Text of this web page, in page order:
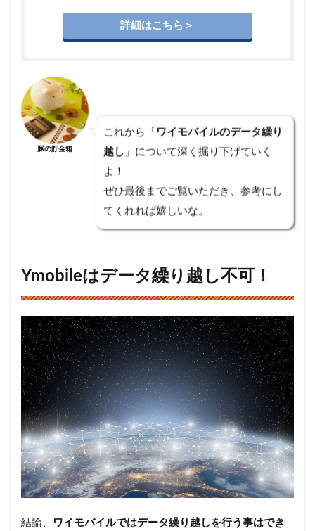
量を増
以外も
検討！
データ
繰り越
しに対
応して
ンド
ル」
4.2
第四
のキ
ャリ
アと
して
注目
を集
めて
いる
「楽
天モ
ル」
詳細はこちら＞
豚の貯金箱
これから「 ワイモバイルのデータ繰り
越し 」について深く掘り下げていく
よ！
ぜひ最後までご覧いただき、参考にし
てくれれば嬉しいな。
Ymobileはデータ繰り越し不可！
結論、
ワイモバイルではデータ繰り越しを行う事はでき